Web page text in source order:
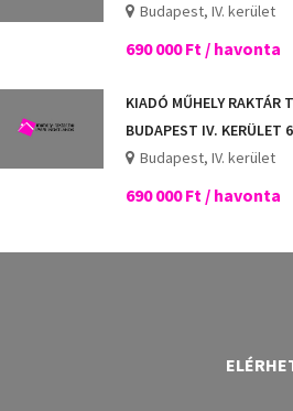
Budapest, IV. kerület
690 000 Ft / havonta
KIADÓ MŰHELY RAKTÁR
BUDAPEST IV. KERÜLET
Budapest, IV. kerület
690 000 Ft / havonta